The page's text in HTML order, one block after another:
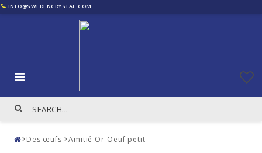
INFO@SWEDENCRYSTAL.COM
Des œufs Amitié Or Oeuf petit